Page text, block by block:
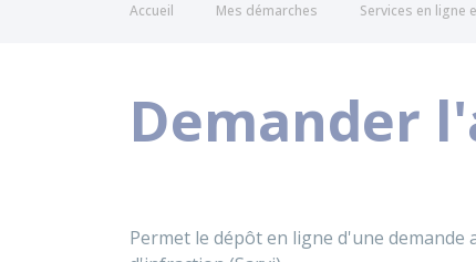
Accueil Mes démarches Services en ligne
Demander
Permet le dépôt en ligne d'une demande